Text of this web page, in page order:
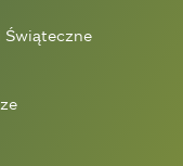
Świąteczne